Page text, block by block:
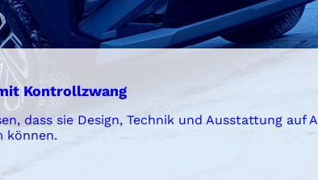
Kontrollzwang
dass sie Design, Technik und Ausstattung auf
können.